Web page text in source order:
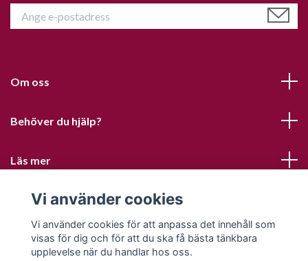
Om oss
Behöver du hjälp?
Läs mer
Sociala medier
Vi använder cookies
Vi använder cookies för att anpassa det innehåll som
visas för dig och för att du ska få bästa tänkbara
upplevelse när du handlar hos oss.